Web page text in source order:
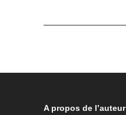
A propos de l’auteur